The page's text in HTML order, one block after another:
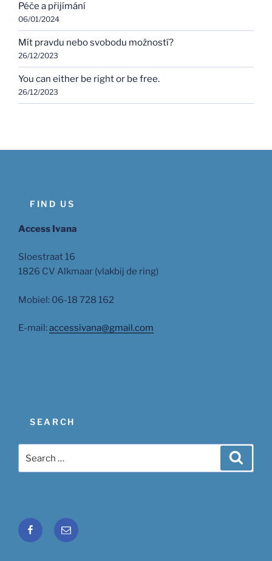
Péče a přijímání
06/01/2024
Mít pravdu nebo svobodu možností?
26/12/2023
You can either be right or be free.
26/12/2023
FIND US
Access Ivana
Sloestraat 16
1826 CV Alkmaar (vlakbij de ring)
Mobiel: 06-18 728 162
E-mail:accessivana@gmail.com
SEARCH
for:
FacebookEmail
Ivana